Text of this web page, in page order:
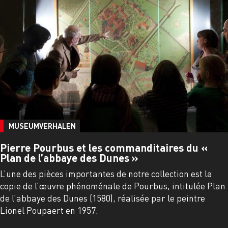
MUSEUMVERHALEN
Pierre Pourbus et les commanditaires du «
Plan de l’abbaye des Dunes »
L’une des pièces importantes de notre collection est la
copie de l’œuvre phénoménale de Pourbus, intitulée Plan
de l’abbaye des Dunes (1580), réalisée par le peintre
Lionel Poupaert en 1957.